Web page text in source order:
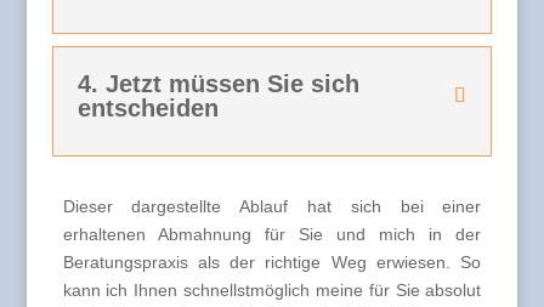
4. Jetzt müssen Sie sich
entscheiden
Dieser dargestellte Ablauf hat sich bei einer
erhaltenen Abmahnung für Sie und mich in der
Beratungspraxis als der richtige Weg erwiesen. So
kann ich Ihnen schnellstmöglich meine für Sie absolut